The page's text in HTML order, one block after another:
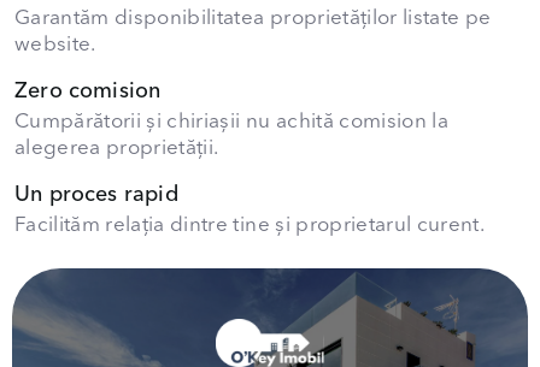
Garantăm disponibilitatea proprietăților listate pe
website.
Zero comision
Cumpărătorii și chiriașii nu achită comision la
alegerea proprietății.
Un proces rapid
Facilităm relația dintre tine și proprietarul curent.